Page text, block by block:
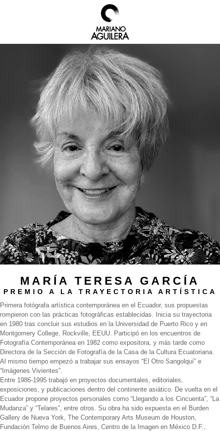
MARÍA TERESA GARCÍA
PREMIO A LA TRAYECTORIA ARTÍSTICA
Primera fotógrafa artística contemporánea en el Ecuador, sus propuestas
rompieron con las prácticas fotográficas establecidas. Inicia su trayectoria
en 1980 tras concluir sus estudios en la Universidad de Puerto Rico y en
Montgomery College, Rockville, EEUU. Participó en los encuentros de
Fotografía Contemporánea en 1982 como expositora, y más tarde como
Directora de la Sección de Fotografía de la Casa de la Cultura Ecuatoriana.
Al mismo tiempo empezó a trabajar sus ensayos “El Otro Sangolquí” e
“Imágenes Vivientes”.
Entre 1986-1995 trabajó en proyectos documentales, editoriales,
exposiciones, y publicaciones dentro del continente asiático. De vuelta en el
Ecuador propone proyectos personales como “Llegando a los Cincuenta”, “La
Mudanza” y “Telares”, entre otros. Su obra ha sido expuesta en el Burden
Gallery de Nueva York, The Contemporary Arts Museum de Houston,
Fundación Telmo de Buenos Aires, Centro de la Imagen en México D.F.,